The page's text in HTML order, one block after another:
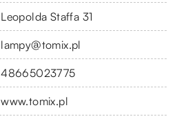
Leopolda Staffa 31
lampy@tomix.pl
48665023775
www.tomix.pl